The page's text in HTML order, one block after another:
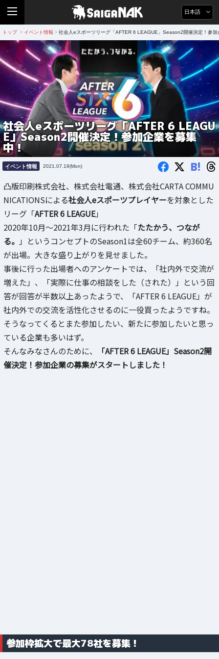
日本語
トップ > イベント情報 > 社会人eスポーツリーグ「AFTER 6 LEAGUE」Season2開催決定！参加
社会人eスポーツリーグ「AFTER 6 LEAGU
E」Season2開催決定！参加企業を募集
中！
イベント情報 2021.07.19(Mon) B!
凸版印刷株式会社、株式会社電通、株式会社CARTA COMMU
NICATIONSによる社会人eスポーツプレイヤーを対象とした
リーグ「AFTER 6 LEAGUE」
2020年10月～2021年3月に行われた「たたかう、つなが
る。 」というコンセプトのSeason1は全60チーム、約360名
が出場。大きな盛り上がりを見せました。
事後に行った出場者へのアンケートでは、「社内外で交流が
増えた」、「実際に仕事の相談をした（された）」という回
答が回答が半数以上あったようで、「AFTER 6 LEAGUE」が
社内外での交流を活性化させるのに一役買ったようですね。
そうなってくるとまた参加したい、新たに参加したいと思っ
ている企業も多いはず。
そんなみなさんのために、
「AFTER 6 LEAGUE」Season2開
催決定！参加企業の募集がスタートしました！
参加枠拡大で最大78社を募集！